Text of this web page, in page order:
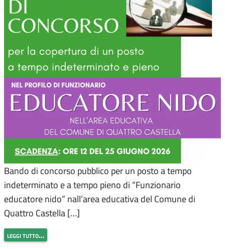
Bando di concorso pubblico per un posto a tempo
indeterminato e a tempo pieno di “Funzionario
educatore nido” nall’area educativa del Comune di
Quattro Castella […]
leggi tutto…